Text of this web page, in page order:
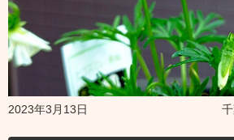
2023年3月13日